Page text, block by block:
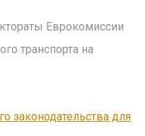
Еврокомиссии
транспорта на
законодательства для